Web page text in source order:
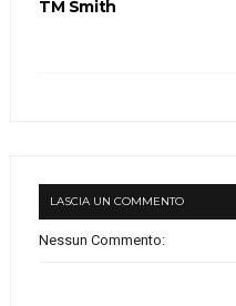
TM Smith
LASCIA UN COMMENTO
Nessun Commento: